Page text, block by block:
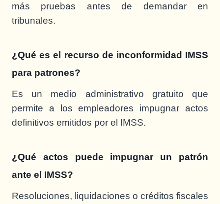
más pruebas antes de demandar en
tribunales.
¿Qué es el recurso de inconformidad IMSS
para patrones?
Es un medio administrativo gratuito que
permite a los empleadores impugnar actos
definitivos emitidos por el IMSS.
¿Qué actos puede impugnar un patrón
ante el IMSS?
Resoluciones, liquidaciones o créditos fiscales